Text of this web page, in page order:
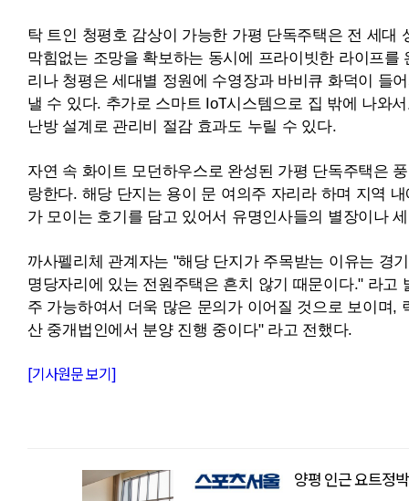
탁 트인 청평호 감상이 가능한 가평 단독주택은 전 세대
막힘없는 조망을 확보하는 동시에 프라이빗한 라이프를
리나 청평은 세대별 정원에 수영장과 바비큐 화덕이 들
낼 수 있다. 추가로 스마트 IoT시스템으로 집 밖에 나와
난방 설계로 관리비 절감 효과도 누릴 수 있다.
자연 속 화이트 모던하우스로 완성된 가평 단독주택은
랑한다. 해당 단지는 용이 문 여의주 자리라 하며 지역
가 모이는 호기를 담고 있어서 유명인사들의 별장이나
까사펠리체 관계자는 "해당 단지가 주목받는 이유는 경
명당자리에 있는 전원주택은 흔치 않기 때문이다." 라고
주 가능하여서 더욱 많은 문의가 이어질 것으로 보이며,
산 중개법인에서 분양 진행 중이다" 라고 전했다.
[기사원문 보기]
양평 인근 요트정박장 갖춘